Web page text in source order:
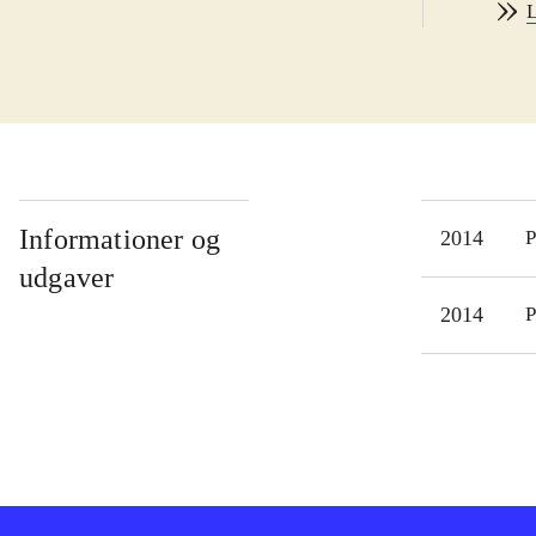
Informationer og
udgaver
2014
2014